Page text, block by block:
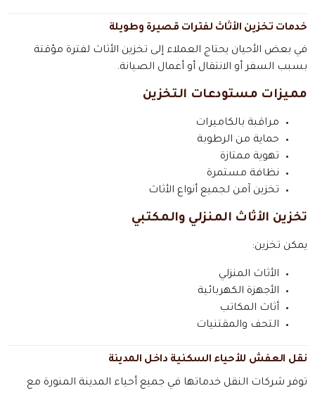
خدمات تخزين الأثاث لفترات قصيرة وطويلة
في بعض الأحيان يحتاج العملاء إلى تخزين الأثاث لفترة مؤقتة
بسبب السفر أو الانتقال أو أعمال الصيانة.
مميزات مستودعات التخزين
مراقبة بالكاميرات
حماية من الرطوبة
تهوية ممتازة
نظافة مستمرة
تخزين آمن لجميع أنواع الأثاث
تخزين الأثاث المنزلي والمكتبي
يمكن تخزين:
الأثاث المنزلي
الأجهزة الكهربائية
أثاث المكاتب
التحف والمقتنيات
نقل العفش للأحياء السكنية داخل المدينة
توفر شركات النقل خدماتها في جميع أحياء المدينة المنورة مع